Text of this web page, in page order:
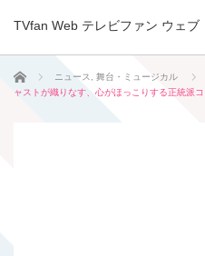
TVfan Web テレビファン ウェブ
ホーム ニュース 舞台・ミュージカル
ャストが織りなす、心がほっこりする正統派